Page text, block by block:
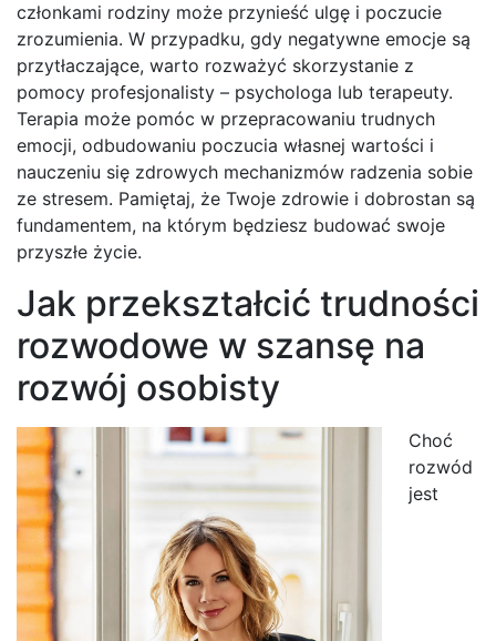
członkami rodziny może przynieść ulgę i poczucie
zrozumienia. W przypadku, gdy negatywne emocje są
przytłaczające, warto rozważyć skorzystanie z
pomocy profesjonalisty – psychologa lub terapeuty.
Terapia może pomóc w przepracowaniu trudnych
emocji, odbudowaniu poczucia własnej wartości i
nauczeniu się zdrowych mechanizmów radzenia sobie
ze stresem. Pamiętaj, że Twoje zdrowie i dobrostan są
fundamentem, na którym będziesz budować swoje
przyszłe życie.
Jak przekształcić trudności
rozwodowe w szansę na
rozwój osobisty
Choć
rozwód
jest